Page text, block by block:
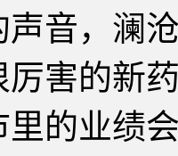
声音，澜
厉害的新
里的业绩